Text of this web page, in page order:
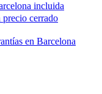
incluida
cerrado
en Barcelona